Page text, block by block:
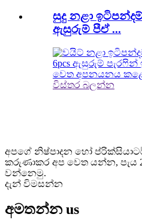
සුදු නළා
ඇසුරුම් පීඒ ...
විස්තර බලන්න
අපගේ නිෂ්පාදන හෝ
කරුණාකර අප වෙත යන්න, පැය
වන්නෙමු.
දැන් විමසන්න
අමතන්නus